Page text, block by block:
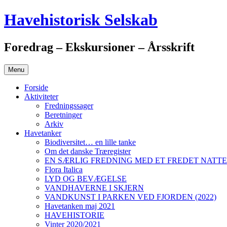
Hop
til
Havehistorisk Selskab
Foredrag – Ekskursioner – Årsskrift
Menu
Forside
Aktiviteter
Fredningssager
Beretninger
Arkiv
Havetanker
Biodiversitet… en lille tanke
Om det danske Træregister
EN SÆRLIG FREDNING MED ET FREDET
Flora Italica
LYD OG BEVÆGELSE
VANDHAVERNE I SKJERN
VANDKUNST I PARKEN VED FJORDEN (2022)
Havetanken maj 2021
HAVEHISTORIE
Vinter 2020/2021